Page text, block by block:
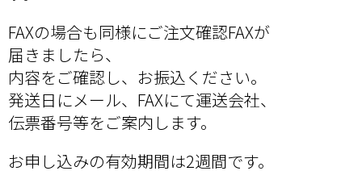
FAXの場合も同様にご注文確認FAXが
届きましたら、
内容をご確認し、 お振込ください。
発送日にメール、FAXにて運送会社、
伝票番号等をご案内します。
お申し込みの有効期間は2週間です。